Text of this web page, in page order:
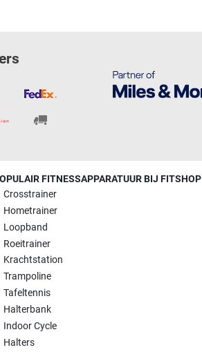
FITNESSAPPARATUUR BIJ FITSHOP
Crosstrainer
Hometrainer
Loopband
Roeitrainer
Krachtstation
Trampoline
Tafeltennis
Halterbank
Indoor Cycle
Halters